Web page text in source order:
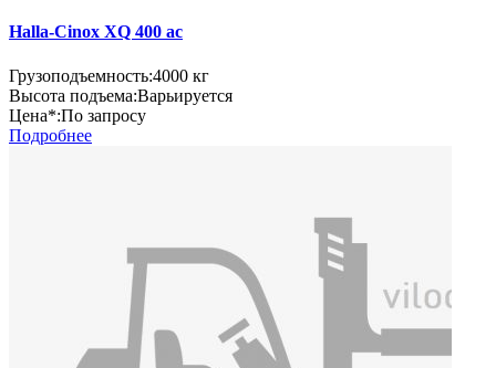
Halla-Cinox XQ 400 ac
Грузоподъемность:4000 кг
Высота подъема:Варьируется
Цена*:По запросу
Подробнее